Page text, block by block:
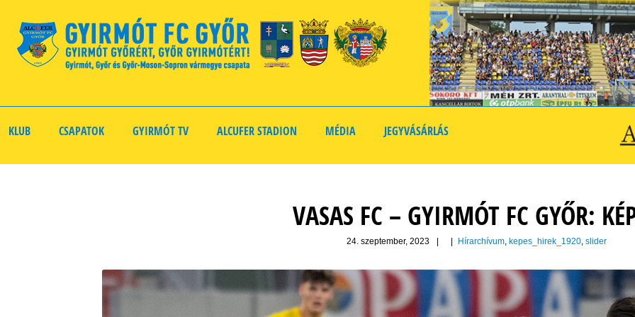
KLUB CSAPATOK GYIRMÓT TV ALCUFER STADION MÉDIA JEGYVÁSÁRLÁS
VASAS FC – GYIRMÓT FC GYŐR:
24. szeptember, 2023 Hírarchívum, kepes_hirek_1920, slider